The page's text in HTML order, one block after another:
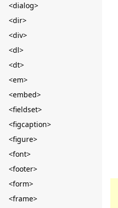
<dialog>
<dir>
<div>
<dl>
<dt>
<em>
<embed>
<fieldset>
<figcaption>
<figure>
<font>
<footer>
<form>
<frame>